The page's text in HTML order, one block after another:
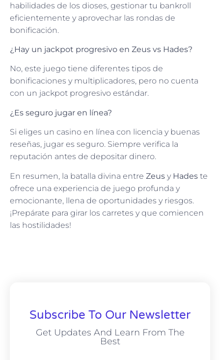
habilidades de los dioses, gestionar tu bankroll
eficientemente y aprovechar las rondas de
bonificación.
¿Hay un jackpot progresivo en Zeus vs Hades?
No, este juego tiene diferentes tipos de
bonificaciones y multiplicadores, pero no cuenta
con un jackpot progresivo estándar.
¿Es seguro jugar en línea?
Si eliges un casino en línea con licencia y buenas
reseñas, jugar es seguro. Siempre verifica la
reputación antes de depositar dinero.
En resumen, la batalla divina entre Zeus y Hades te
ofrece una experiencia de juego profunda y
emocionante, llena de oportunidades y riesgos.
¡Prepárate para girar los carretes y que comiencen
las hostilidades!
Subscribe To Our Newsletter
Get Updates And Learn From The
Best